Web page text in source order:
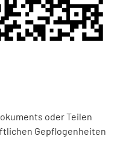
oder Teilen
Gepflogenheiten